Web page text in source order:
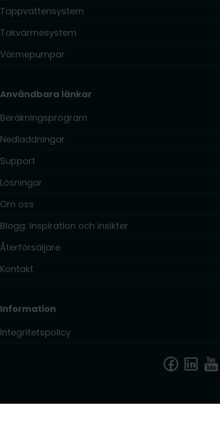
Tappvattensystem
Takvärmesystem
Värmepumpar
Användbara länkar
Beräkningsprogram
Nedladdningar
Support
Lösningar
Om oss
Blogg: Inspiration och insikter
Återförsäljare
Kontakt
Information
Integritetspolicy